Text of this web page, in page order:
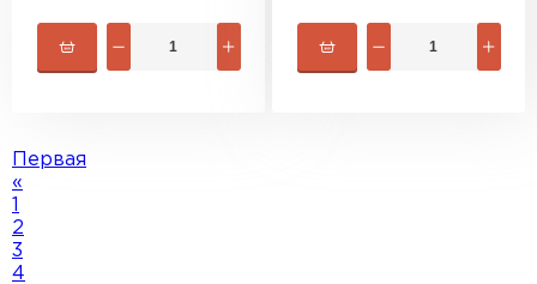
Первая
«
2
3
4